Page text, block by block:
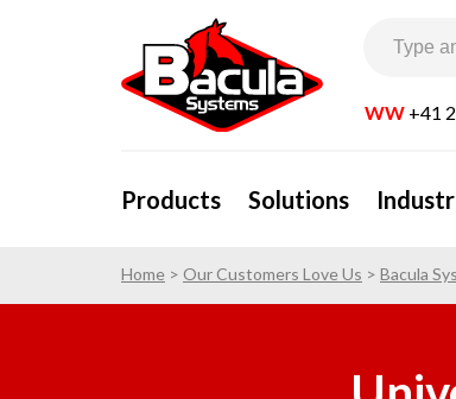
Products Solutions
WW +41
Home > Our Customers Love Us > Bacula